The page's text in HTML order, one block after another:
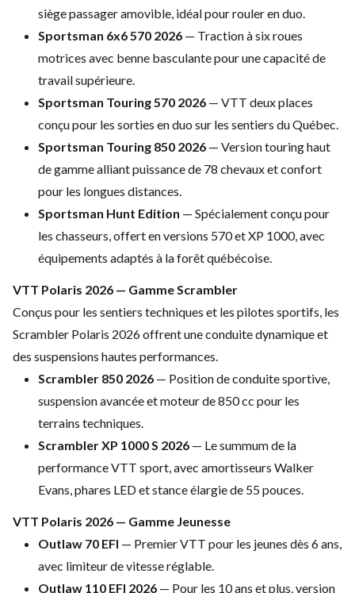
siègepassager amovible, idéal pour rouler enduo.
Sportsman 6x6 570 2026 — Traction à six roues
motrices avec benne basculante pour une capacité de
travail supérieure.
Sportsman Touring 570 2026 — VTT deux places
conçu pour les sorties enduo sur les sentiers du Québec.
Sportsman Touring 850 2026 — Version touring haut
de gamme alliantpuissance de 78 chevaux et confort
pour les longues distances.
Sportsman Hunt Edition — Spécialement conçu pour
les chasseurs,offert en versions 570 et XP 1000, avec
équipements adaptés à la forêtquébécoise.
VTT Polaris 2026 — Gamme Scrambler
Conçus pour les sentiers techniques et les pilotes sportifs, les
Scrambler Polaris 2026offrent une conduite dynamique et
des suspensions hautes performances.
Scrambler 850 2026 — Position deconduite sportive,
suspension avancéeet moteur de 850 cc pour les
terrains techniques.
Scrambler XP 1000 S 2026 — Lesummum de la
performance VTT sport,avec amortisseurs Walker
Evans, phares LED et stance élargie de 55 pouces.
VTT Polaris 2026 — Gamme Jeunesse
Outlaw 70 EFI — Premier VTT pour les jeunes dès 6 ans,
avec limiteur devitesse réglable.
Outlaw 110 EFI 2026 — Pour les 10ans et plus, version